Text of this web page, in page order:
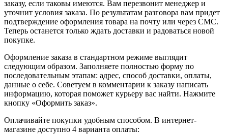
заказу, если таковы имеются. Вам перезвонит менеджер и
уточнит условия заказа. По результатам разговора вам придет
подтверждение оформления товара на почту или через СМС.
Теперь останется только ждать доставки и радоваться новой
покупке.
Оформление заказа в стандартном режиме выглядит
следующим образом. Заполняете полностью форму по
последовательным этапам: адрес, способ доставки, оплаты,
данные о себе. Советуем в комментарии к заказу написать
информацию, которая поможет курьеру вас найти. Нажмите
кнопку «Оформить заказ».
Оплачивайте покупки удобным способом. В интернет-
магазине доступно 4 варианта оплаты: